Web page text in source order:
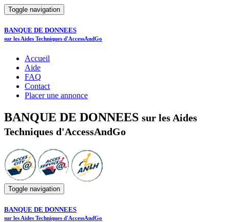
Toggle navigation
BANQUE DE DONNEES
sur les Aides Techniques d'AccessAndGo
Accueil
Aide
FAQ
Contact
Placer une annonce
BANQUE DE DONNEES sur les Aides
Techniques d'AccessAndGo
Toggle navigation
BANQUE DE DONNEES
sur les Aides Techniques d'AccessAndGo